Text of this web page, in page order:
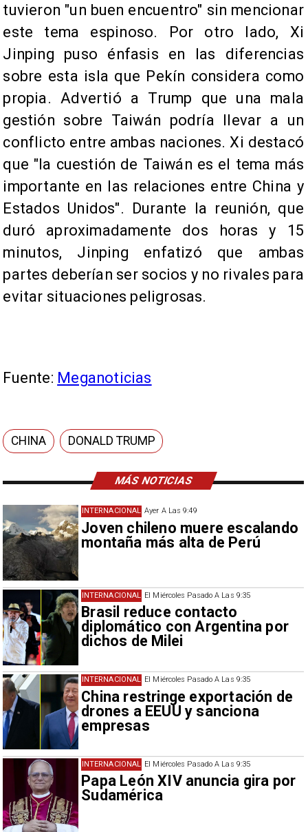
MÁS NOTICIAS
Ayer A Las 9:49
Joven chileno muere escalando
montaña más alta de Perú
INTERNACIONAL
El Miércoles Pasado A Las 9:35
Brasil reduce contacto
diplomático con Argentina por
dichos de Milei
INTERNACIONAL
El Miércoles Pasado A Las 9:35
China restringe exportación de
drones a EEUU y sanciona
empresas
INTERNACIONAL
El Miércoles Pasado A Las 9:35
Papa León XIV anuncia gira por
Sudamérica
INTERNACIONAL
tuvieron "un buen encuentro" sin mencionar
este tema espinoso. Por otro lado, Xi
Jinping puso énfasis en las diferencias
sobre esta isla que Pekín considera como
propia. Advertió a Trump que una mala
gestión sobre Taiwán podría llevar a un
conflicto entre ambas naciones. Xi destacó
que "la cuestión de Taiwán es el tema más
importante en las relaciones entre China y
Estados Unidos". Durante la reunión, que
duró aproximadamente dos horas y 15
minutos, Jinping enfatizó que ambas
partes deberían ser socios y no rivales para
evitar situaciones peligrosas.
Fuente: Meganoticias
CHINA DONALD TRUMP